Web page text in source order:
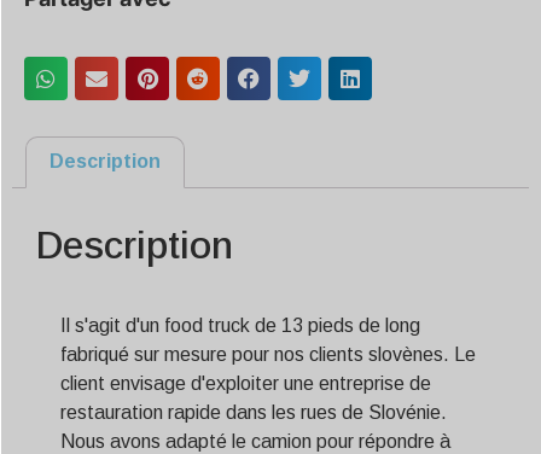
Description
Description
Il s'agit d'un food truck de 13 pieds de long
fabriqué sur mesure pour nos clients slovènes. Le
client envisage d'exploiter une entreprise de
restauration rapide dans les rues de Slovénie.
Nous avons adapté le camion pour répondre à